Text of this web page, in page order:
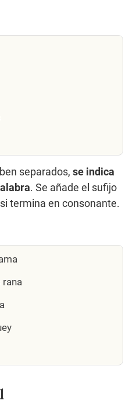
separados, se indica
. Se añade el sufijo
si termina en consonante.
rana